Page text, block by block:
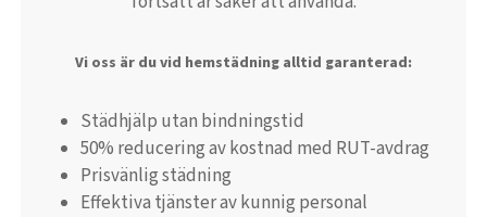
Vi oss är du vid hemstädning alltid garanterad:
Städhjälp utan bindningstid
50% reducering av kostnad med RUT-avdrag
Prisvänlig städning
Effektiva tjänster av kunnig personal